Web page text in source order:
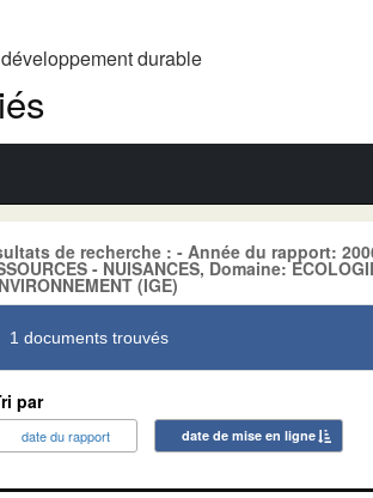
durable
de recherche : - Année du rapport:
- NUISANCES, Domaine:
(IGE)
1 documents trouvés
par
date du rapport date de mise en ligne